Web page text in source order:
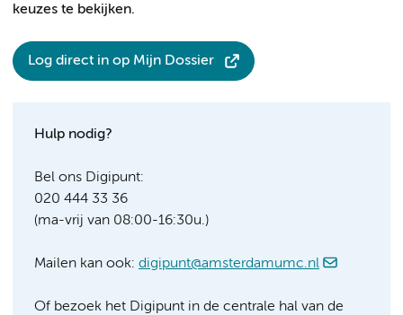
keuzes te bekijken.
Log direct in op Mijn Dossier
Hulp nodig?
Bel ons Digipunt:
020 444 33 36
(ma-vrij van 08:00-16:30u.)
Mailen kan ook: digipunt@amsterdamumc.nl
Of bezoek het Digipunt in de centrale hal van de